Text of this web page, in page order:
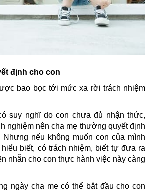
định cho con
bao bọc tới mức xa rời trách nhiệm
suy nghĩ do con chưa đủ nhận thức,
nghiệm nên cha mẹ thường quyết định
Nhưng nếu không muốn con của mình
biết, có trách nhiệm, biết tự đưa ra
nhẫn cho con thực hành việc này càng
ngày cha me có thể bắt đầu cho con